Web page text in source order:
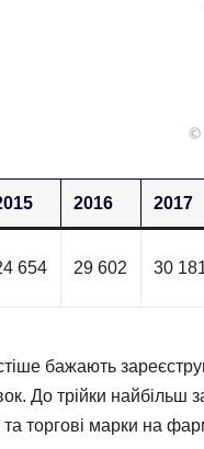
2016 2017
654 29 602 30
бажають
До трійки
торгові марки на